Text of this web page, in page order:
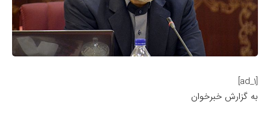
[ad_1]
به گزارش خبرخوان